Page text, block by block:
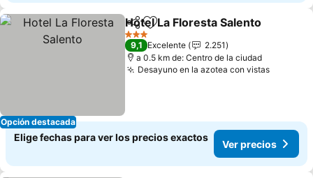
Opción destacada
CompartirAgregar a favoritos
Hotel La Floresta Salento
3 Estrellas
9,1 Excelente
2.251
a 0.5 km de: Centro de la ciudad
Desayuno en la azotea con vistasVer
Elige fechas para ver los precios exactos
Ver precios